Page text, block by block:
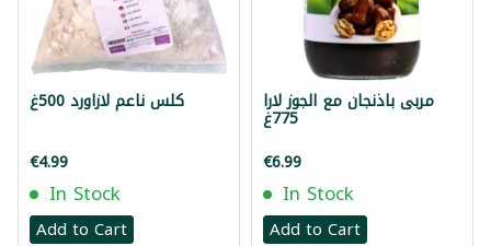
كلس ناعم لازاورد 500غ
€4.99
In Stock
Add to Cart
مربى باذنجان مع الجوز لارا
775غ
€6.99
In Stock
Add to Cart